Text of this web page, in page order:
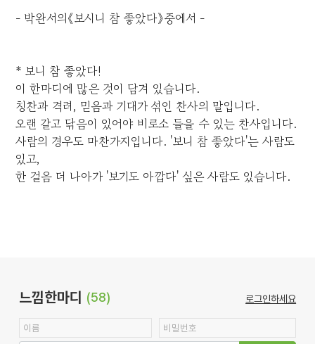
- 박완서의《보시니 참 좋았다》중에서 -
* 보니 참 좋았다!
이 한마디에 많은 것이 담겨 있습니다.
칭찬과 격려, 믿음과 기대가 섞인 찬사의 말입니다.
오랜 갈고 닦음이 있어야 비로소 들을 수 있는 찬사입니다.
사람의 경우도 마찬가지입니다. '보니 참 좋았다'는 사람도
있고,
한 걸음 더 나아가 '보기도 아깝다' 싶은 사람도 있습니다.
느낌한마디 (58) 로그인하세요